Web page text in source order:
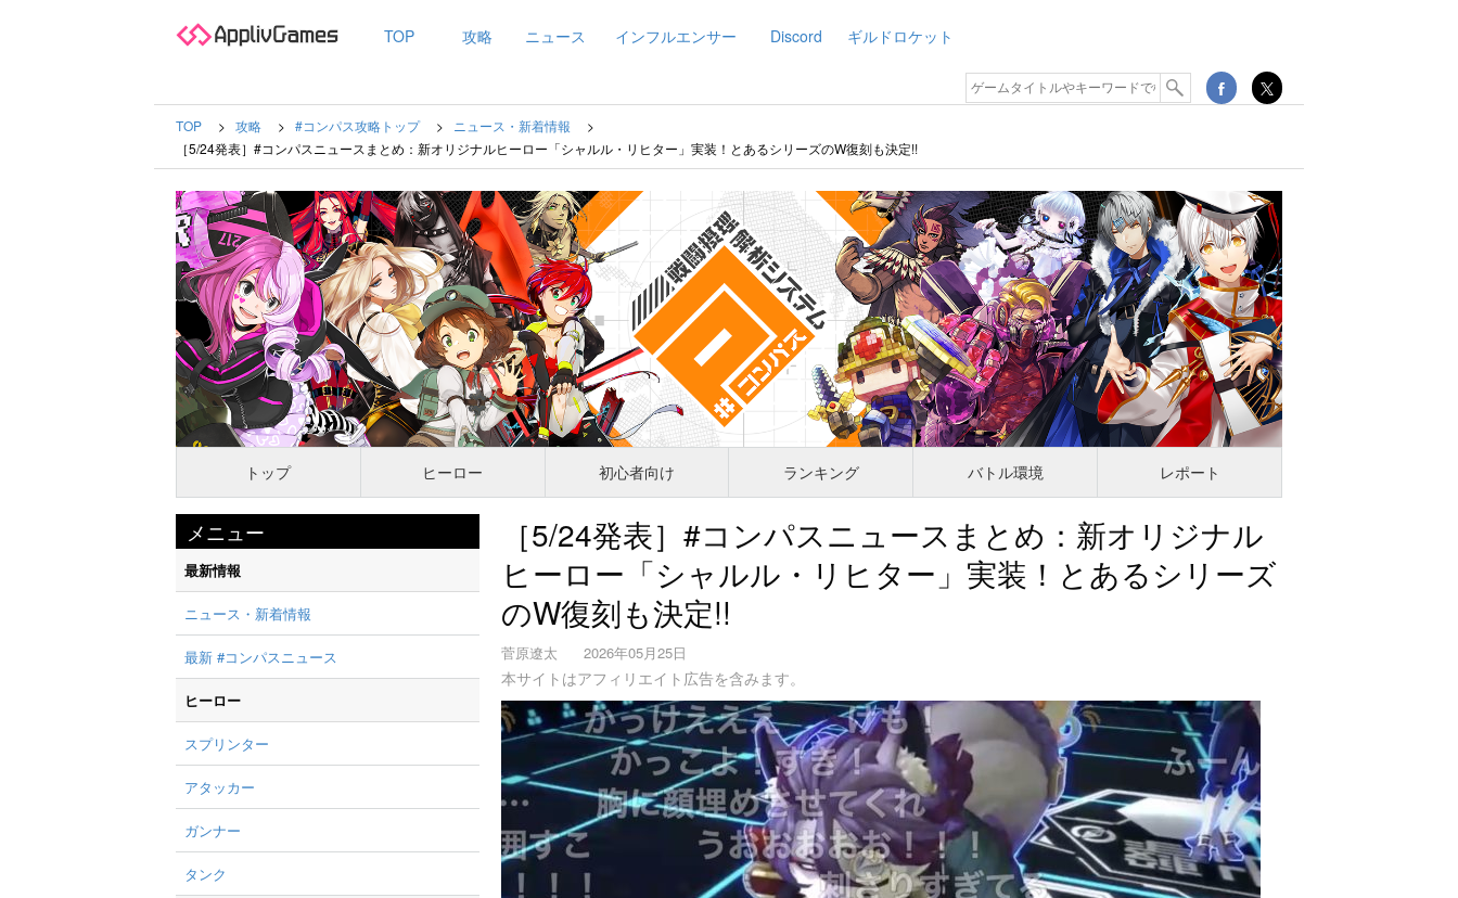
TOP 攻略 ニュース インフルエンサー Discord ギルドロケット
TOP 攻略 #コンパス攻略トップ
ニュース・新着情報
［5/24発表］#コンパスニュースまとめ：新オリジナルヒーロー「シャルル・リヒター」実装！とあるシリーズのW復刻も決定!!
トップ ヒーロー 初心者向け ランキング バトル環境 レポート
［5/24発表］#コンパスニュースまとめ：新オリジナル
ヒーロー「シャルル・リヒター」実装！とあるシリーズ
のW復刻も決定!!
菅原遼太 2026年05月25日
本サイトはアフィリエイト広告を含みます。
メニュー
最新情報
ニュース・新着情報
最新 #コンパスニュース
ヒーロー
スプリンター
アタッカー
ガンナー
タンク